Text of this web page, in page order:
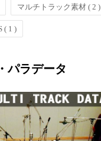
マルチトラック素材 ( 2 )
( 1 )
パラデータ